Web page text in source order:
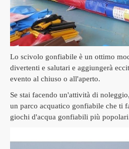
Lo scivolo gonfiabile è un ottimo
divertenti e salutari e aggiungerà
evento al chiuso o all'aperto.
Se stai facendo un'attività di
un parco acquatico gonfiabile che ti
giochi d'acqua gonfiabili più